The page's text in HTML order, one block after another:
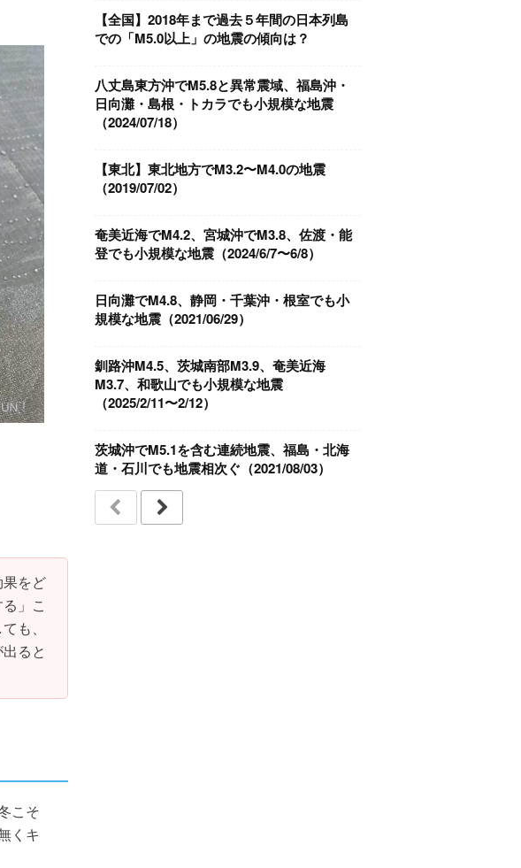
をど
」こ
も、
ると
こそ
くキ
【全国】2018年まで過去５年間の日本列島
での「M5.0以上」の地震の傾向は？
八丈島東方沖でM5.8と異常震域、福島沖・
日向灘・島根・トカラでも小規模な地震
（2024/07/18）
【東北】東北地方でM3.2〜M4.0の地震
（2019/07/02）
奄美近海でM4.2、宮城沖でM3.8、佐渡・能
登でも小規模な地震（2024/6/7〜6/8）
日向灘でM4.8、静岡・千葉沖・根室でも小
規模な地震（2021/06/29）
釧路沖M4.5、茨城南部M3.9、奄美近海
M3.7、和歌山でも小規模な地震
（2025/2/11〜2/12）
茨城沖でM5.1を含む連続地震、福島・北海
道・石川でも地震相次ぐ（2021/08/03）